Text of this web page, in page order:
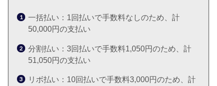
一括払い：1回払いで手数料なしのため、計
50,000円の支払い
分割払い：3回払いで手数料1,050円のため、計
51,050円の支払い
リボ払い：10回払いで手数料3,000円のため、計